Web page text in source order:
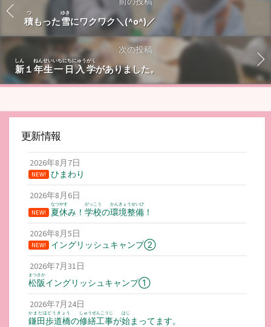
積
つ
もった雪
ゆき
にワクワク＼(^o^)／
次の投稿
新
しん
１ 年生
ねんせい
一日入学
いちにちにゅうがく
がありました。
更新情報
2026年8月7日
NEW!
ひまわり
2026年8月6日
NEW! 夏休
なつやす
み！ 学校
がっこう
の環境整備
かんきょうせいび
！
2026年8月5日
NEW!
イングリッシュキャンプ②
2026年7月31日
松阪
まつさか
イングリッシュキャンプ①
2026年7月24日
鎌田歩道橋
かまだほどうきょう
の修繕工事
しゅうぜんこうじ
が始
はじ
まってます。